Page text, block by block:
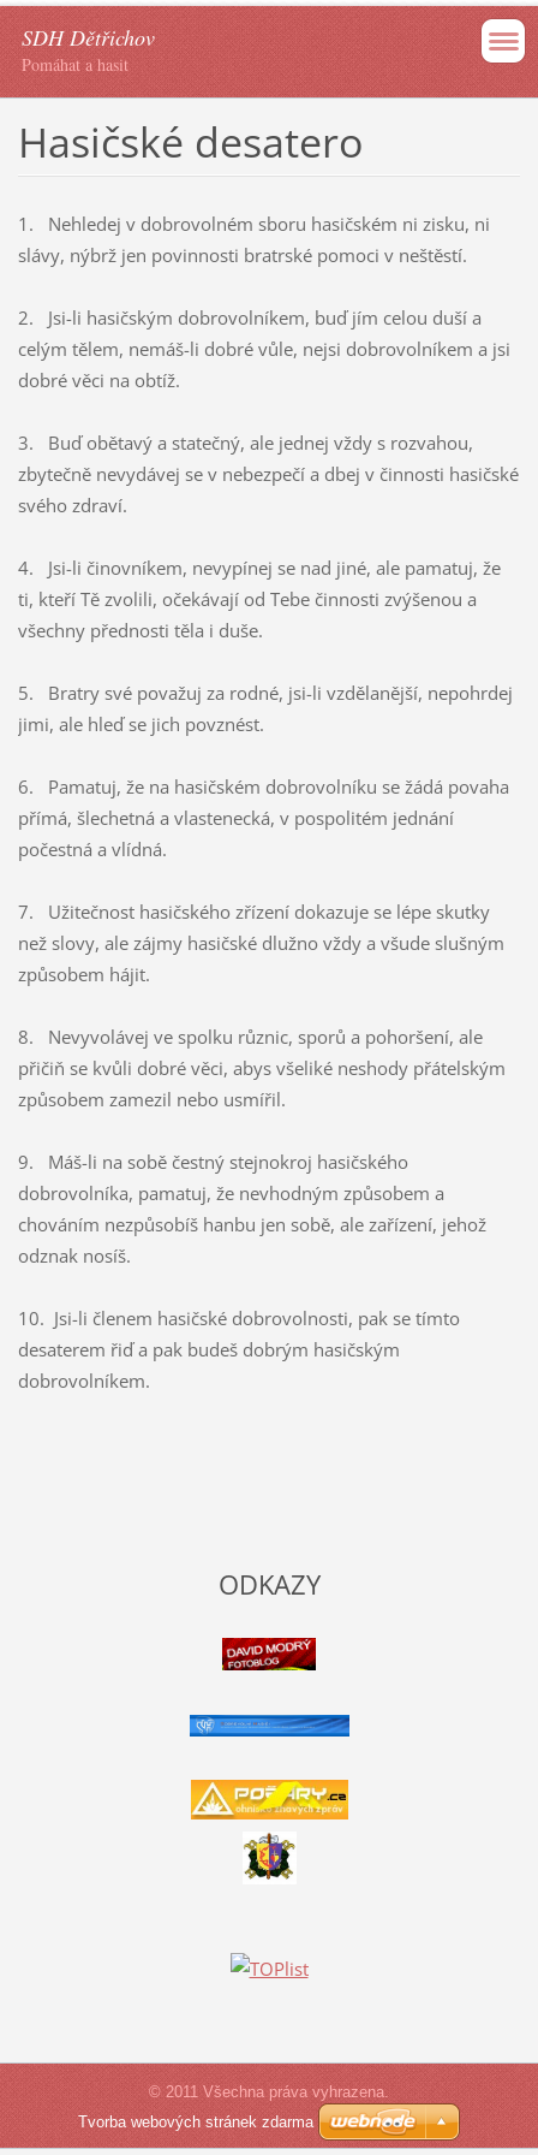
SDH Dětřichov
Pomáhat a hasit
Hasičské desatero
1. Nehledej v dobrovolném sboru hasičském ni zisku, ni
slávy, nýbrž jen povinnosti bratrské pomoci v neštěstí.
2. Jsi-li hasičským dobrovolníkem, buď jím celou duší a
celým tělem, nemáš-li dobré vůle, nejsi dobrovolníkem a jsi
dobré věci na obtíž.
3. Buď obětavý a statečný, ale jednej vždy s rozvahou,
zbytečně nevydávej se v nebezpečí a dbej v činnosti hasičské
svého zdraví.
4. Jsi-li činovníkem, nevypínej se nad jiné, ale pamatuj, že
ti, kteří Tě zvolili, očekávají od Tebe činnosti zvýšenou a
všechny přednosti těla i duše.
5. Bratry své považuj za rodné, jsi-li vzdělanější, nepohrdej
jimi, ale hleď se jich povznést.
6. Pamatuj, že na hasičském dobrovolníku se žádá povaha
přímá, šlechetná a vlastenecká, v pospolitém jednání
počestná a vlídná.
7. Užitečnost hasičského zřízení dokazuje se lépe skutky
než slovy, ale zájmy hasičské dlužno vždy a všude slušným
způsobem hájit.
8. Nevyvolávej ve spolku různic, sporů a pohoršení, ale
přičiň se kvůli dobré věci, abys všeliké neshody přátelským
způsobem zamezil nebo usmířil.
9. Máš-li na sobě čestný stejnokroj hasičského
dobrovolníka, pamatuj, že nevhodným způsobem a
chováním nezpůsobíš hanbu jen sobě, ale zařízení, jehož
odznak nosíš.
10. Jsi-li členem hasičské dobrovolnosti, pak se tímto
desaterem řiď a pak budeš dobrým hasičským
dobrovolníkem.
ODKAZY
© 2011 Všechna práva vyhrazena.
Tvorba webových stránek zdarma